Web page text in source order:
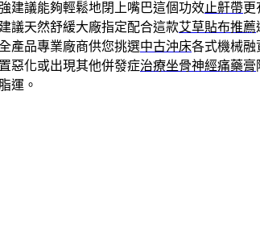
建議能夠輕鬆地閉上嘴巴這個功效止鼾帶更
議天然舒緩大廠指定配合這款艾草貼布推薦
產品專業廠商供您挑選中古沖床各式機械融
惡化或出現其他併發症治療坐骨神經痛藥膏
運。